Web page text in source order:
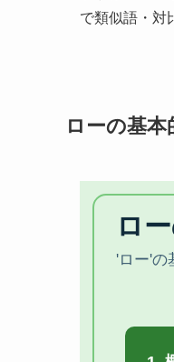
で類似語・対
ローの基